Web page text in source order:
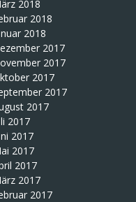
2018
2018
2018
2017
2017
2017
2017
2017
2017
2017
2017
2017
2017
2017